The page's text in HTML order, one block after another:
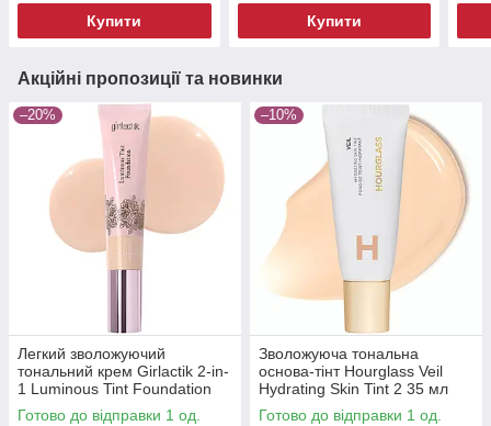
Купити Купити
Акційні пропозиції та новинки
–20%
Легкий зволожуючий
тональний крем Girlactik 2-in-
1 Luminous Tint Foundation
F2 Light 40 мл
Готово до відправки 1 од.
–10%
Зволожуюча тональна
основа-тінт Hourglass Veil
Hydrating Skin Tint 2 35 мл
Готово до відправки 1 од.